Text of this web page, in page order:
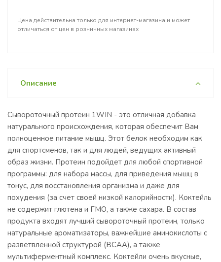
Цена действительна только для интернет-магазина и может
отличаться от цен в розничных магазинах
Описание
Сывороточный протеин 1WIN - это отличная добавка
натурального происхождения, которая обеспечит Вам
полноценное питание мышц. Этот белок необходим как
для спортсменов, так и для людей, ведущих активный
образ жизни. Протеин подойдет для любой спортивной
программы: для набора массы, для приведения мышц в
тонус, для восстановления организма и даже для
похудения (за счет своей низкой калорийности). Коктейль
не содержит глютена и ГМО, а также сахара. В состав
продукта входят лучший сывороточный протеин, только
натуральные ароматизаторы, важнейшие аминокислоты с
разветвленной структурой (ВСАА), а также
мультиферментный комплекс. Коктейли очень вкусные,